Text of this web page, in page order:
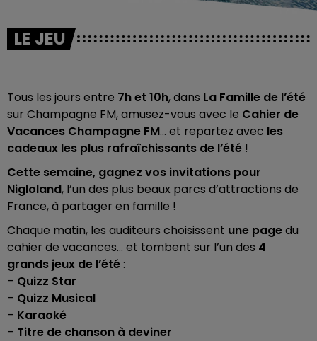
LE JEU
Tous les jours entre 7h et 10h, dans La Famille de l’été
sur Champagne FM, amusez-vous avec le Cahier de
Vacances Champagne FM… et repartez avec les
cadeaux les plus rafraîchissants de l’été !
Cette semaine, gagnez vos invitations pour
Nigloland, l’un des plus beaux parcs d’attractions de
France, à partager en famille !
Chaque matin, les auditeurs choisissent une pagedu
cahier de vacances… et tombent sur l’un des 4
grands jeux de l’été :
– Quizz Star
– Quizz Musical
– Karaoké
– Titre de chanson à deviner